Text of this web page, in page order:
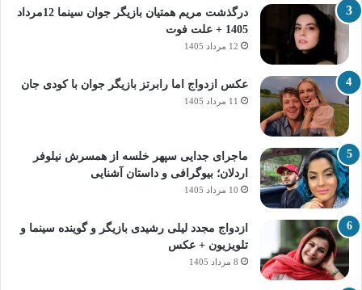
درگذشت مریم همتیان بازیگر جوان سینما 12مرداد
1405 + علت فوت
12 مرداد 1405
عکس ازدواج اما رابرتز بازیگر جوان با کودی جان
11 مرداد 1405
ماجرای جدایی سپهر خلسه از همسرش نیلوفر
اردلان؛ بیوگرافی و داستان آشنایی
10 مرداد 1405
ازدواج مجدد لیلی رشیدی بازیگر و گوینده سینما و
تلویزیون + عکس
8 مرداد 1405